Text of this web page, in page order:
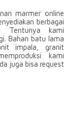
marmer online
berbagai
Tentunya kami
Bahan batu lama
impala, granit
kami
juga bisa request